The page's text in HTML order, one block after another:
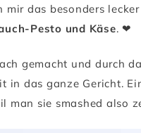
das besonders
Pesto und Käse. ❤
gemacht und durch
in das ganze Gericht.
man sie smashed also